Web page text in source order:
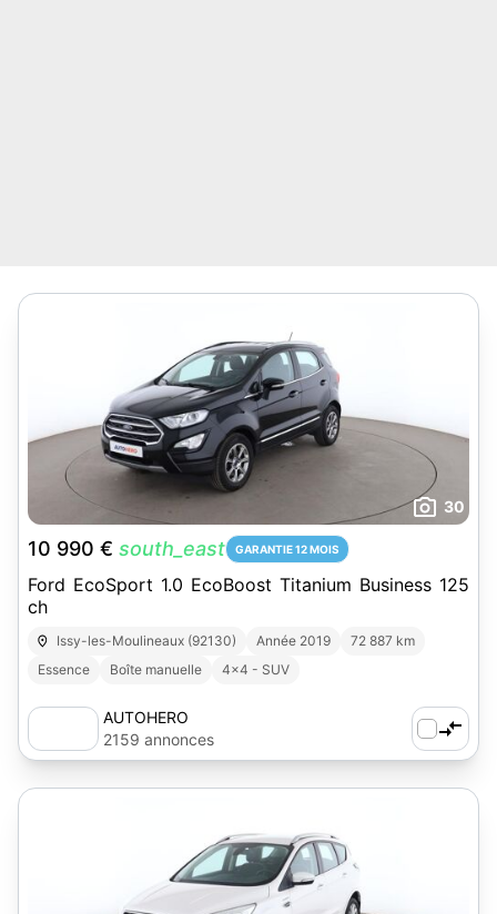
30
10 990 € south_east GARANTIE 12 MOIS
Ford EcoSport 1.0 EcoBoost Titanium Business 125
ch
Issy-les-Moulineaux (92130) Année 2019
72 887 km
Essence
Boîte manuelle 4x4 - SUV
AUTOHERO
2159 annonces